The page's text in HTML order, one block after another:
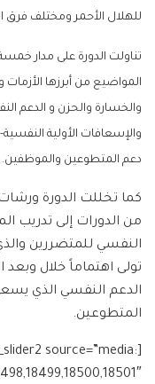
للهلال الأحمر ومختلف فرق
المواضيع من أبرزها الأزمات
والخسارة والحزن و الدعم
والإسعافات الأولية
دعم المتطوعين والموظفين.
كما تخللت الدورة
من الدورات إلى تدريب
النفسي للمتضررين
تولى اهتماماً خلال
الدعم النفسي الذي
المتطوعين.
source=”media: